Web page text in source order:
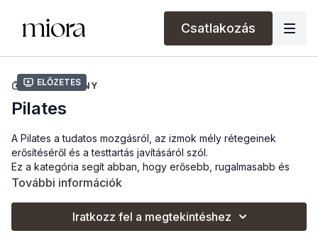
Csatlakozás
Előzetes
GYŰJTEMÉNY
Pilates
A Pilates a tudatos mozgásról, az izmok mély rétegeinek
erősítéséről és a testtartás javításáról szól.
Ez a kategória segít abban, hogy erősebb, rugalmasabb és
kiegyensúlyozottabb legyél — akár teljesen kezdőként, akár
A mozgásprogram megkezdése előtt javasolt orvossal
További információk
Iratkozz fel a megtekintéshez